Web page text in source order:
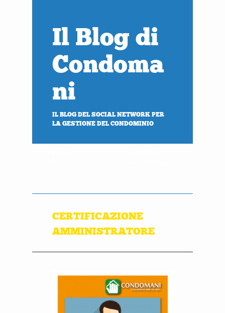
Il Blog di
Condoma
ni
IL BLOG DEL SOCIAL NETWORK PER
LA GESTIONE DEL CONDOMINIO
CERTIFICAZIONE
AMMINISTRATORE